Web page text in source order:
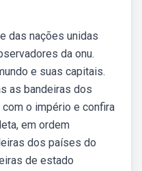
das nações unidas
da onu.
e suas capitais.
as bandeiras dos
o império e confira
em ordem
dos países do
de estado